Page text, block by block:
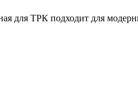
для ТРК подходит для